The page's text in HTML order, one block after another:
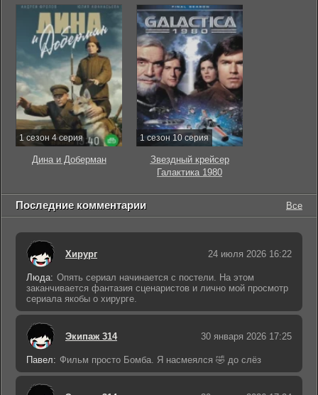
1 сезон 4 серия
Дина и Доберман
1 сезон 10 серия
Звездный крейсер
Галактика 1980
Последние комментарии Все
Хирург 24 июля 2026 16:22
Люда: Опять сериал начинается с постели. На этом
заканчивается фантазия сценаристов и лично мой просмотр
сериала якобы о хирурге.
Экипаж 314 30 января 2026 17:25
Павел: Фильм просто Бомба. Я насмеялся 🤣 до слёз